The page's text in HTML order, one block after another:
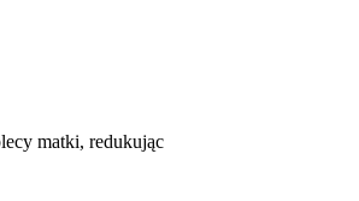
matki, redukując